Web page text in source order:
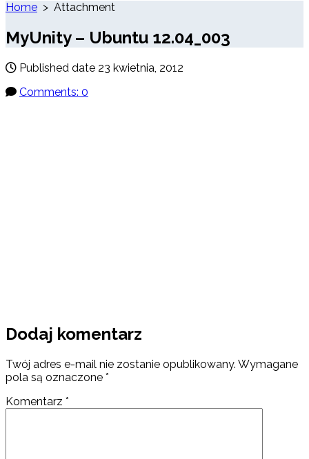
Home > Attachment
MyUnity – Ubuntu 12.04_003
Published date 23 kwietnia, 2012
Comments: 0
Dodaj komentarz
Twój adres e-mail nie zostanie opublikowany. Wymagane
pola są oznaczone *
Komentarz *